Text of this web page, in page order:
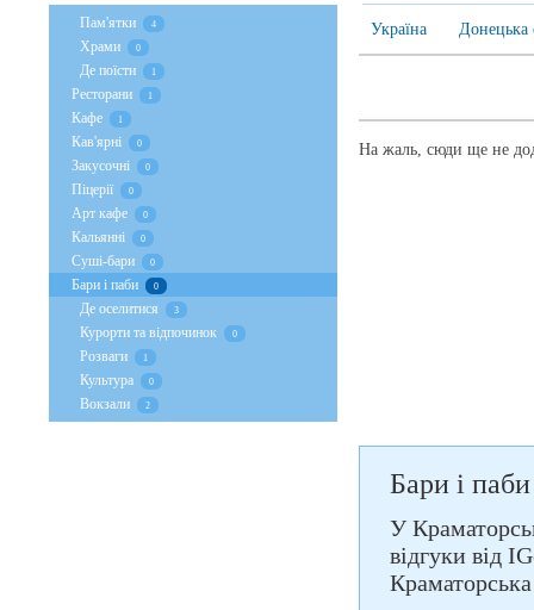
Україна Донецька
На жаль, сюди ще не
Бари і
У
відгуки від
Пам'ятки 4
Храми 0
Де поїсти 1
Ресторани 1
Кафе 1
Кав'ярні 0
Закусочні 0
Піцерії 0
Арт кафе 0
Кальянні 0
Суші-бари 0
Бари і паби 0
Де оселитися 3
Курорти та відпочинок 0
Розваги 1
Культура 0
Вокзали 2